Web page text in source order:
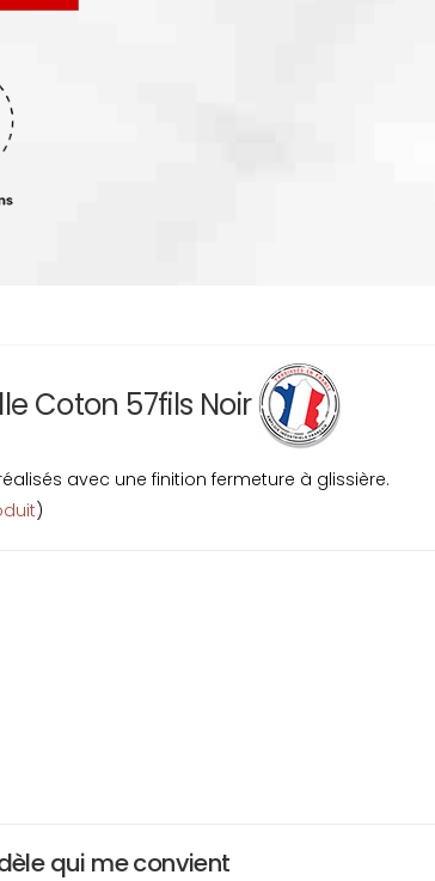
Coton 57fils Noir
avec une finition fermeture à glissière.
)
qui me convient